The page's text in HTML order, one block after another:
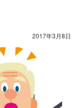
2017年3月8日